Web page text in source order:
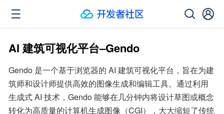
AI 建筑可视化平台–Gendo
Gendo 是一个基于浏览器的 AI 建筑可视化平台，旨在为建
筑师和设计师提供高效的图像生成和编辑工具。通过利用
生成式 AI 技术，Gendo 能够在几分钟内将设计草图或概念
转化为高质量的计算机生成图像（CGI），大大缩短了传统